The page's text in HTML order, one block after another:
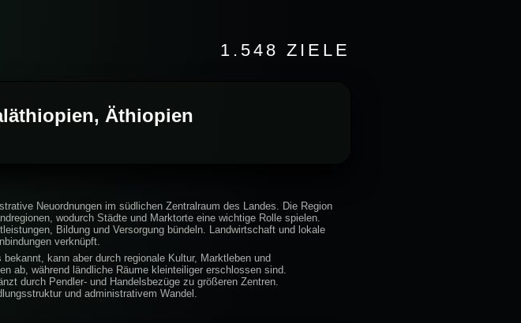
1.548 ZIELE
Äthiopien
Neuordnungen im südlichen Zentralraum des Landes. Die Region
wodurch Städte und Marktorte eine wichtige Rolle spielen.
Bildung und Versorgung bündeln. Landwirtschaft und lokale
verknüpft.
kann aber durch regionale Kultur, Marktleben und
ab, während ländliche Räume kleinteiliger erschlossen sind.
durch Pendler- und Handelsbezüge zu größeren Zentren.
und administrativem Wandel.